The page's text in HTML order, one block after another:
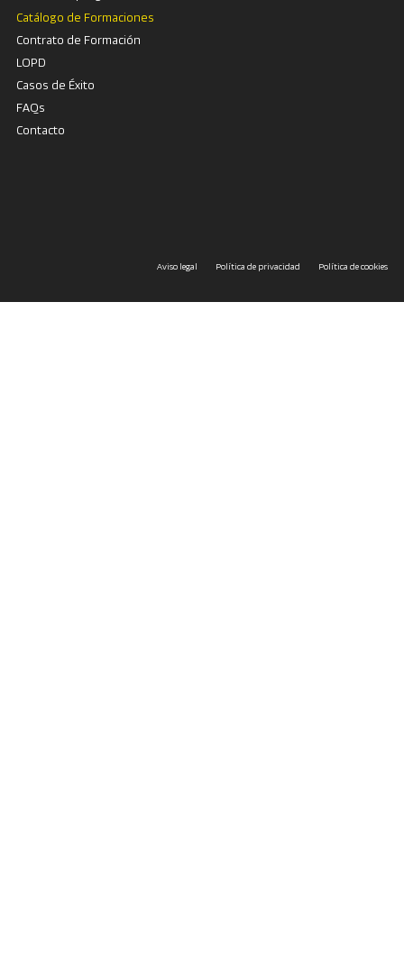
Catálogo de Formaciones
Contrato de Formación
LOPD
Casos de Éxito
FAQs
Contacto
Aviso legal Política de privacidad Política de cookies